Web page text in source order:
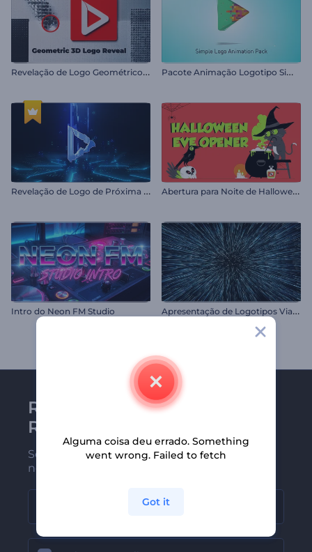
R
evelação de Logo Geométrico 3D P
acote Animação Logotipo Simples
R
evelação de Logo de Próxima Geração A
bertura para Noite de Halloween
Intro do Neon FM Studio A
presentação de Logotipos Viagem Interestelar
Receba a newsletter da
Renderforest
Seja um dos primeiros a receber
nossas últimas novidades e ofertas
Alguma coisa deu errado. Something
went wrong. Failed to fetch
Got it